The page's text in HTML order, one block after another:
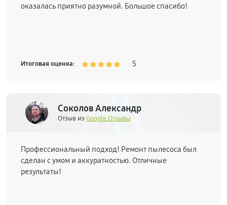
оказалась приятно разумной. Большое спасибо!
Итоговая оценка: 5
Соколов Александр
Отзыв из Google.Отзывы
Профессиональный подход! Ремонт пылесоса был
сделан с умом и аккуратностью. Отличные
результаты!